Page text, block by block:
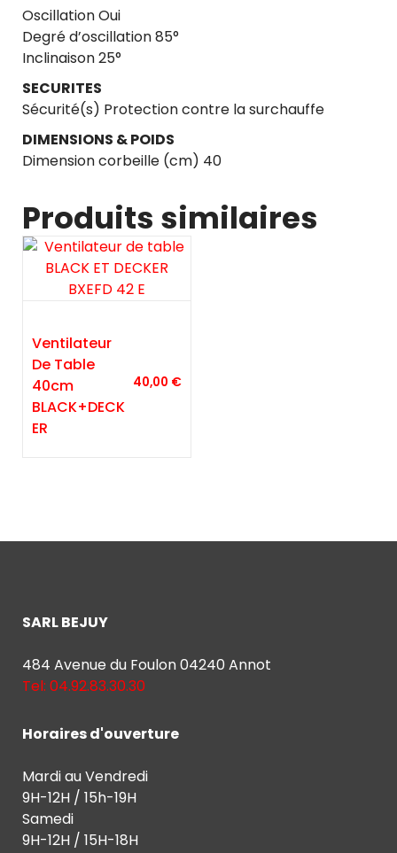
Oscillation Oui
Degré d’oscillation 85°
Inclinaison 25°
SECURITES
Sécurité(s) Protection contre la surchauffe
DIMENSIONS & POIDS
Dimension corbeille (cm) 40
Produits similaires
Ventilateur
De Table
40cm
BLACK+DECK
ER
40,00 €
SARL BEJUY
484 Avenue du Foulon 04240 Annot
Tel: 04.92.83.30.30
Horaires d'ouverture
Mardi au Vendredi
9H-12H / 15h-19H
Samedi
9H-12H / 15H-18H